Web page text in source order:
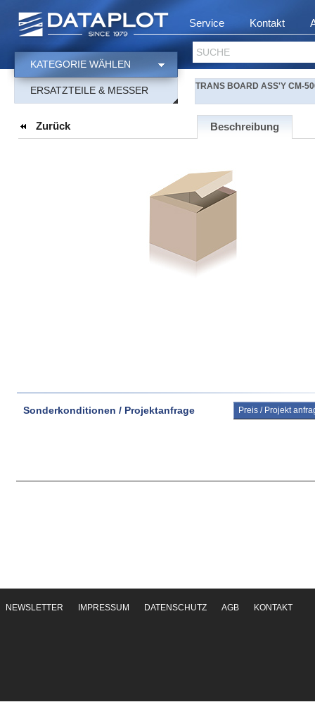
Service Kontakt
SUCHE
KATEGORIE WÄHLEN
ERSATZTEILE & MESSER TRANS BOARD ASS'Y CM-
Zurück Beschreibung
Sonderkonditionen / Projektanfrage Preis / Projekt
NEWSLETTER IMPRESSUM DATENSCHUTZ AGB KONTAKT